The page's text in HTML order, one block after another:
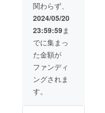
期、開
催場所
は双方
協議の
上で決
定いた
しま
す。
（2025
年1月以
りま
関わらず、
2024/05/20
23:59:59ま
でに集まっ
た金額が
ファンディ
ングされま
す。